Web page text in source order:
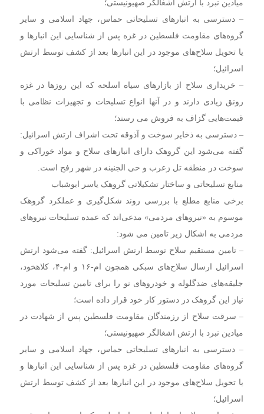
میادین نبرد با ارتش اشغالگر صهیونیستی؛
– دسترسی به انبارهای تسلیحاتی حماس، جهاد اسلامی و سایر
گروه‌های مقاومت فلسطین در غزه پس از شناسایی این انبارها و
یا تحویل سلاح‌های موجود در این انبارها بعد از کشف توسط ارتش
اسرائیل؛
– خریداری سلاح از بازارهای سیاه اسلحه که این روزها در غزه
رونق زیادی دارند و در آنها انواع تسلیحات و تجهیزات نظامی با
قیمت‌هایی گزاف به فروش می رسند؛
– دسترسی به ذخایر سوخت و آذوقه تحت اشراف ارتش اسرائیل:
گفته می‌شود این گروهک دارای انبارهای سلاح و مواد خوراکی و
سوخت در منطقه تل زعرب و حی الجنینه در شهر رفح است.
منابع تسلیحاتی و ساختار تشکیلاتی گروهک یاسر ابوشباب
برخی منابع مطلع با بررسی روند شکل‌گیری و عملکرد گروهک
موسوم به «نیروهای مردمی» مدعی‌اند که عمده تسلیحات نیروهای
مردمی به اشکال زیر تامین می شود:
– تامین مستقیم سلاح توسط ارتش اسرائیل: گفته می‌شود ارتش
اسرائیل ارسال سلاح‌های سبکی همچون ام-۱۶ و ام-۴، کلاهخود،
جلیقه‌های ضدگلوله و خودروهای نو را برای تامین تسلیحات مورد
نیاز این گروهک در دستور کار خود قرار داده است؛
– سرقت سلاح از رزمندگان مقاومت فلسطین پس از شهادت در
میادین نبرد با ارتش اشغالگر صهیونیستی؛
– دسترسی به انبارهای تسلیحاتی حماس، جهاد اسلامی و سایر
گروه‌های مقاومت فلسطین در غزه پس از شناسایی این انبارها و
یا تحویل سلاح‌های موجود در این انبارها بعد از کشف توسط ارتش
اسرائیل؛